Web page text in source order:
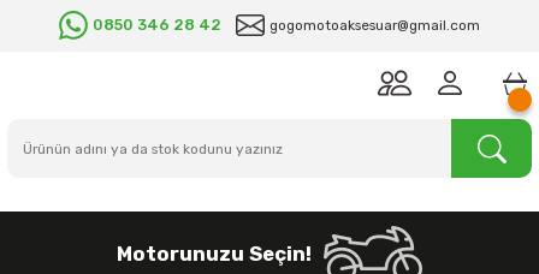
0850 346 28 42 gogomotoaksesuar@gmail.com
Motorunuzu Seçin!